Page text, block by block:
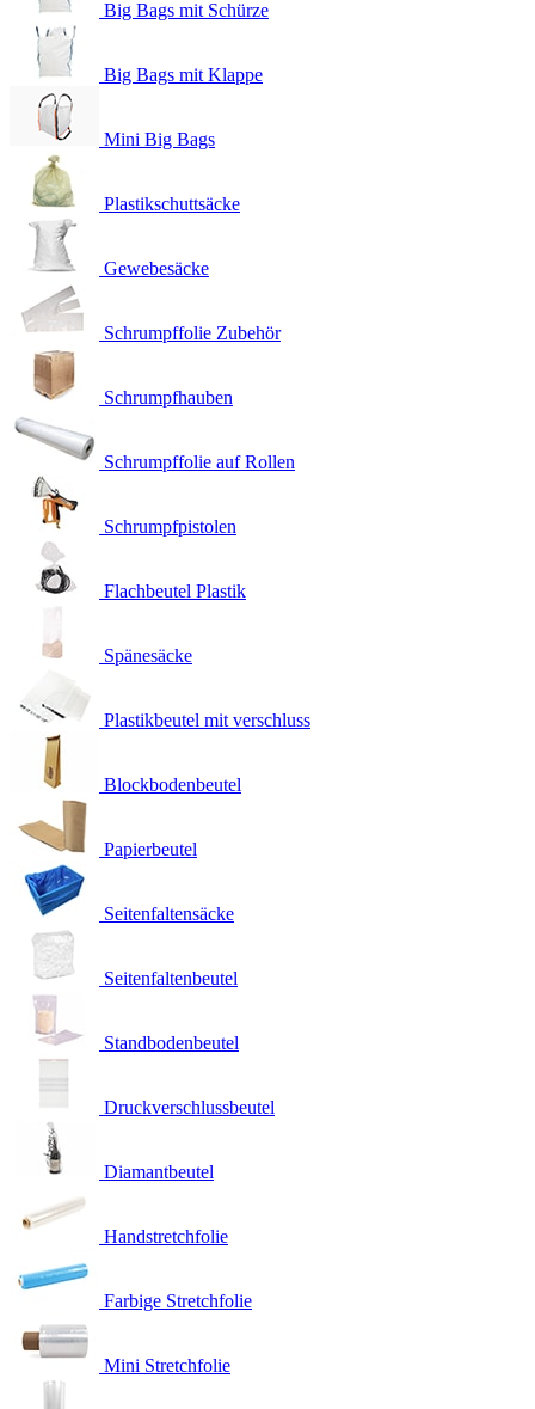
Big Bags mit Schürze
Big Bags mit Klappe
Mini Big Bags
Plastikschuttsäcke
Gewebesäcke
Schrumpffolie Zubehör
Schrumpfhauben
Schrumpffolie auf Rollen
Schrumpfpistolen
Flachbeutel Plastik
Spänesäcke
Plastikbeutel mit verschluss
Blockbodenbeutel
Papierbeutel
Seitenfaltensäcke
Seitenfaltenbeutel
Standbodenbeutel
Druckverschlussbeutel
Diamantbeutel
Handstretchfolie
Farbige Stretchfolie
Mini Stretchfolie